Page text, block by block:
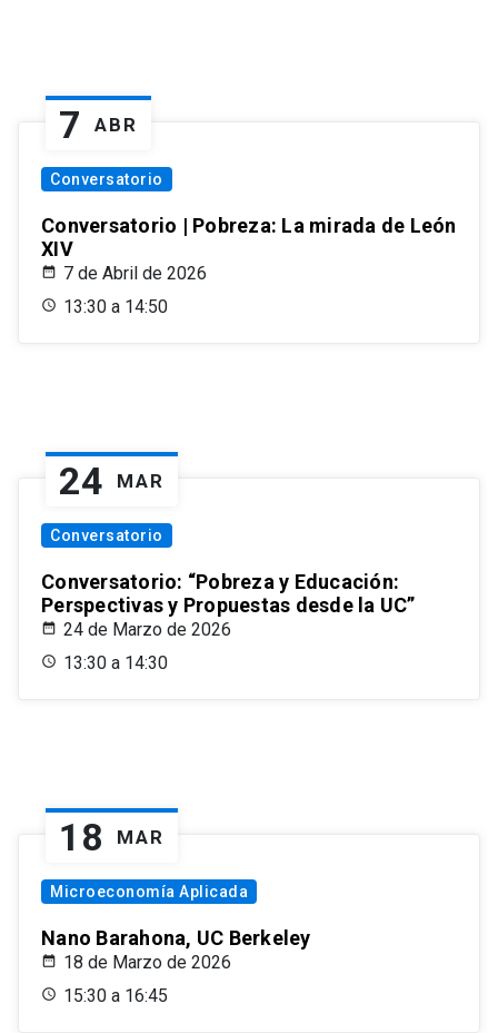
7 ABR
Conversatorio
Conversatorio | Pobreza: La mirada de León
XIV
7 de Abril de 2026
13:30 a 14:50
24 MAR
Conversatorio
Conversatorio: “Pobreza y Educación:
Perspectivas y Propuestas desde la UC”
24 de Marzo de 2026
13:30 a 14:30
18 MAR
Microeconomía Aplicada
Nano Barahona, UC Berkeley
18 de Marzo de 2026
15:30 a 16:45